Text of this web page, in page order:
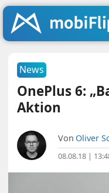
News
OnePlus 6:
Aktion
Von Oliver
08.08.18 |